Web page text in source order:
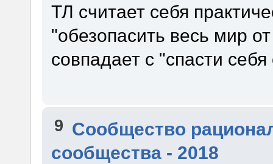
ТЛ считает себя
"обезопасить весь мир
совпадает с "спасти
9 Сообщество
сообщества - 2018